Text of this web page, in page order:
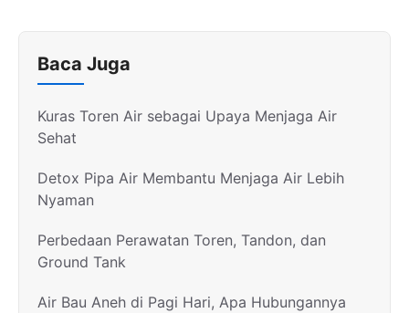
Baca Juga
Kuras Toren Air sebagai Upaya Menjaga Air
Sehat
Detox Pipa Air Membantu Menjaga Air Lebih
Nyaman
Perbedaan Perawatan Toren, Tandon, dan
Ground Tank
Air Bau Aneh di Pagi Hari, Apa Hubungannya